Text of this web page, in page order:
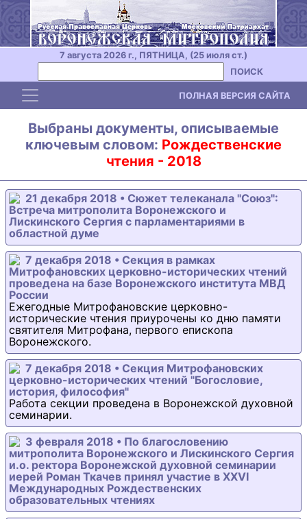
7 августа 2026 г., ПЯТНИЦА, (25 июля ст.)
ПОИСК
Toggle navigation ПОЛНАЯ ВЕРСИЯ САЙТА
Выбраны документы, описываемые
ключевым словом: Рождественские
чтения - 2018
21 декабря 2018 • Сюжет телеканала "Союз":
Встреча митрополита Воронежского и
Лискинского Сергия с парламентариями в
областной думе
7 декабря 2018 • Секция в рамках
Митрофановских церковно-исторических чтений
проведена на базе Воронежского института МВД
России
Ежегодные Митрофановские церковно-
исторические чтения приурочены ко дню памяти
святителя Митрофана, первого епископа
Воронежского.
7 декабря 2018 • Секция Митрофановских
церковно-исторических чтений "Богословие,
история, философия"
Работа секции проведена в Воронежской духовной
семинарии.
3 февраля 2018 • По благословению
митрополита Воронежского и Лискинского Сергия
и.о. ректора Воронежской духовной семинарии
иерей Роман Ткачев принял участие в XXVI
Международных Рождественских
образовательных чтениях